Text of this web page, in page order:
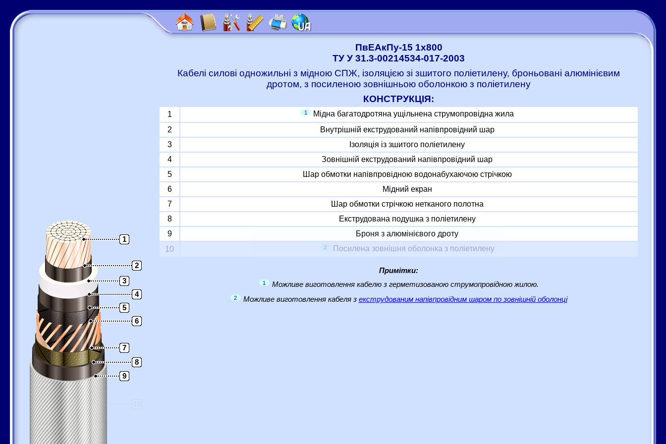
1
2
3
4
5
6
7
8
9
ПвЕАкПу-15 1x800
ТУ У 31.3-00214534-017-2003
Кабелі силові одножильні з мідною СПЖ, ізоляцією зі зшитого поліетилену, броньовані алюмінієвим
дротом, з посиленою зовнішньою оболонкою з поліетилену
КОНСТРУКЦІЯ:
1 1
Мідна багатодротяна ущільнена струмопровідна жила
2
Внутрішній екструдований напівпровідний шар
3
Ізоляція із зшитого поліетилену
4
Зовнішній екструдований напівпровідний шар
5
Шар обмотки напівпровідною водонабухаючою стрічкою
6
Мідний екран
7
Шар обмотки стрічкою нетканого полотна
8
Екструдована подушка з поліетилену
9
Броня з алюмінієвого дроту
10
2 Посилена зовнішня оболонка з поліетилену
Примітки:
1 Можливе виготовлення кабелю з герметизованою струмопровідною жилою.
2 Можливе виготовлення кабеля з екструдованим напівпровідним шаром по зовнішній оболонці